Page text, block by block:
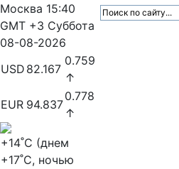
Москва 15:40
GMT +3 Суббота
08-08-2026
USD 82.167
0.759
↑
EUR 94.837
0.778
↑
+14˚C (днем
+17˚C, ночью